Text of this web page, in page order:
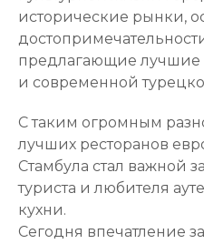
исторические рынки,
предлагающие
и современной
С таким огромным
лучших ресторанов
Стамбула стал важной
туриста и любителя
кухни.
Сегодня впечатление